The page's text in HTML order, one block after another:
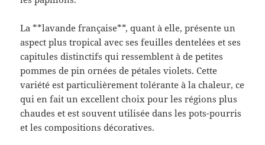
La **lavande française**, quant à elle, présente un
aspect plus tropical avec ses feuilles dentelées et ses
capitules distinctifs qui ressemblent à de petites
pommes de pin ornées de pétales violets. Cette
variété est particulièrement tolérante à la chaleur, ce
qui en fait un excellent choix pour les régions plus
chaudes et est souvent utilisée dans les pots-pourris
et les compositions décoratives.